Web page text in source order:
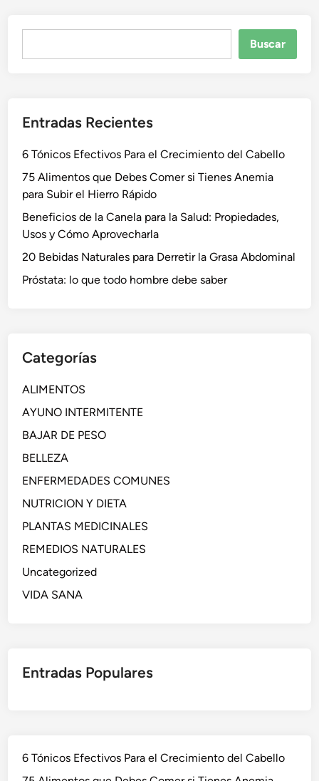
Buscar
Entradas Recientes
6 Tónicos Efectivos Para el Crecimiento del Cabello
75 Alimentos que Debes Comer si Tienes Anemia
para Subir el Hierro Rápido
Beneficios de la Canela para la Salud: Propiedades,
Usos y Cómo Aprovecharla
20 Bebidas Naturales para Derretir la Grasa Abdominal
Próstata: lo que todo hombre debe saber
Categorías
ALIMENTOS
AYUNO INTERMITENTE
BAJAR DE PESO
BELLEZA
ENFERMEDADES COMUNES
NUTRICION Y DIETA
PLANTAS MEDICINALES
REMEDIOS NATURALES
Uncategorized
VIDA SANA
Entradas Populares
6 Tónicos Efectivos Para el Crecimiento del Cabello